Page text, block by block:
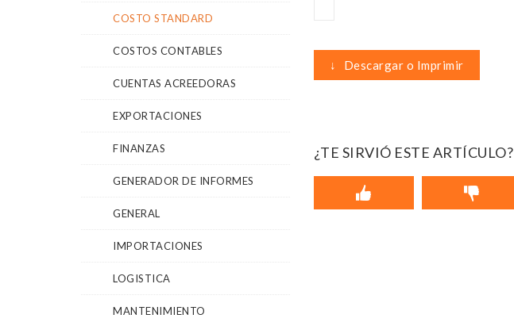
COSTO STANDARD
COSTOS CONTABLES
CUENTAS ACREEDORAS
EXPORTACIONES
FINANZAS
GENERADOR DE INFORMES
GENERAL
IMPORTACIONES
LOGISTICA
MANTENIMIENTO
↓ Descargar o Imprimir
¿TE SIRVIÓ ESTE ARTÍCULO?